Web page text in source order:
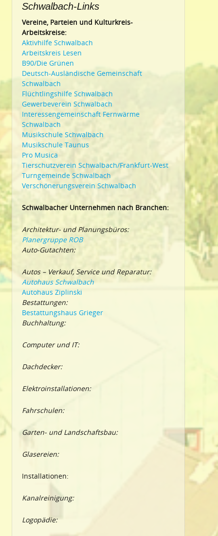
Schwalbach-Links
Vereine, Parteien und Kulturkreis-
Arbeitskreise:
Aktivhilfe Schwalbach
Arbeitskreis Lesen
B90/Die Grünen
Deutsch-Ausländische Gemeinschaft
Schwalbach
Flüchtlingshilfe Schwalbach
Gewerbeverein Schwalbach
Interessengemeinschaft Fernwärme
Schwalbach
Musikschule Schwalbach
Musikschule Taunus
Pro Musica
Tierschutzverein Schwalbach/Frankfurt-West
Turngemeinde Schwalbach
Verschönerungsverein Schwalbach
Schwalbacher Unternehmen nach Branchen:
Architektur- und Planungsbüros:
Planergruppe ROB
Auto-Gutachten:
Autos – Verkauf, Service und Reparatur:
Autohaus Schwalbach
Autohaus Ziplinski
Bestattungen:
Bestattungshaus Grieger
Buchhaltung:
Computer und IT:
Dachdecker:
Elektroinstallationen:
Fahrschulen:
Garten- und Landschaftsbau:
Glasereien:
Installationen:
Kanalreinigung:
Logopädie: